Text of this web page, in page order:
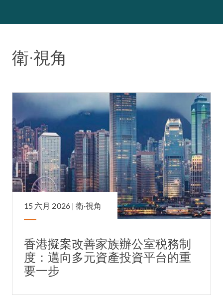
衛·視角
15 六月 2026 |衛·視角
香港擬案改善家族辦公室税務制
度：邁向多元資產投資平台的重
要一步